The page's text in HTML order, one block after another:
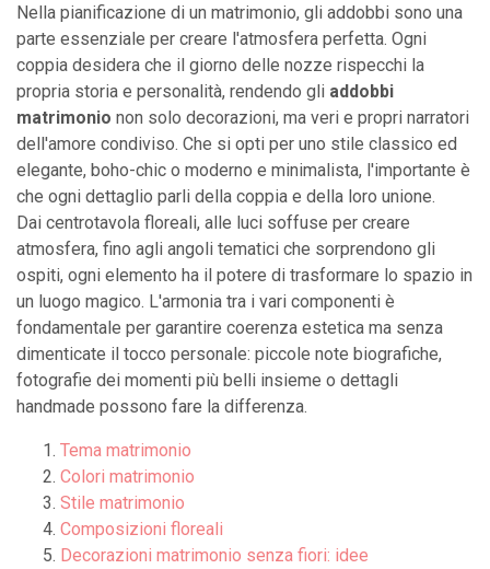
Nella pianificazione di un matrimonio, gli addobbi sono una
parte essenziale per creare l'atmosfera perfetta. Ogni
coppia desidera che il giorno delle nozze rispecchi la
propria storia e personalità, rendendo gli addobbi
matrimonio non solo decorazioni, ma veri e propri narratori
dell'amore condiviso. Che si opti per uno stile classico ed
elegante, boho-chic o moderno e minimalista, l'importante è
che ogni dettaglio parli della coppia e della loro unione.
Dai centrotavola floreali, alle luci soffuse per creare
atmosfera, fino agli angoli tematici che sorprendono gli
ospiti, ogni elemento ha il potere di trasformare lo spazio in
un luogo magico. L'armonia tra i vari componenti è
fondamentale per garantire coerenza estetica ma senza
dimenticate il tocco personale: piccole note biografiche,
fotografie dei momenti più belli insieme o dettagli
handmade possono fare la differenza.
Tema matrimonio
Colori matrimonio
Stile matrimonio
Composizioni floreali
Decorazioni matrimonio senza fiori: idee